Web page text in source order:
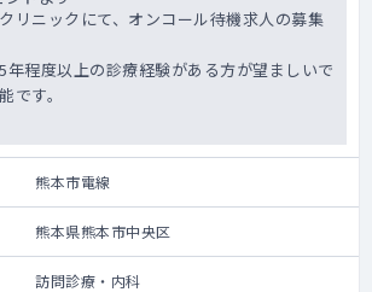
リニックにて、オンコール待機求人の募集
程度以上の診療経験がある方が望ましいで
です。
熊本市電線
熊本県熊本市中央区
訪問診療・内科